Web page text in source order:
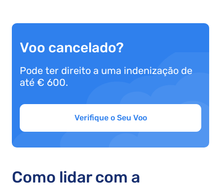
Voo cancelado?
Pode ter direito a uma indenização de
até € 600.
Verifique o Seu Voo
Como lidar com a